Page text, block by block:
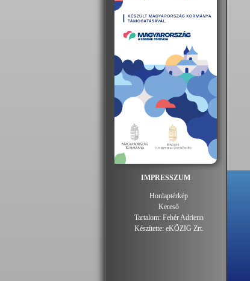
IMPRESSZUM
Honlaptérkép
Kereső
Tartalom: Fehér Adrienn
Készítette: eKÖZIG Zrt.